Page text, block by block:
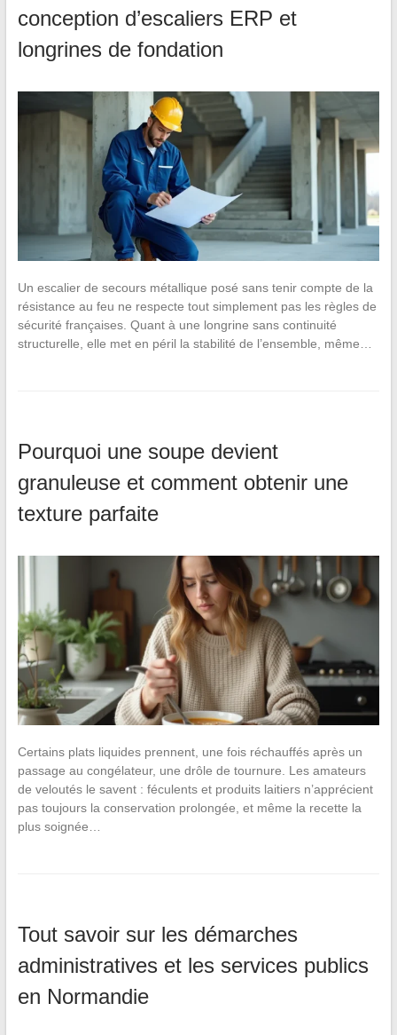
conception d’escaliers ERP et
longrines de fondation
Un escalier de secours métallique posé sans tenir compte de la
résistance au feu ne respecte tout simplement pas les règles de
sécurité françaises. Quant à une longrine sans continuité
structurelle, elle met en péril la stabilité de l’ensemble, même…
Pourquoi une soupe devient
granuleuse et comment obtenir une
texture parfaite
Certains plats liquides prennent, une fois réchauffés après un
passage au congélateur, une drôle de tournure. Les amateurs
de veloutés le savent : féculents et produits laitiers n’apprécient
pas toujours la conservation prolongée, et même la recette la
plus soignée…
Tout savoir sur les démarches
administratives et les services publics
en Normandie